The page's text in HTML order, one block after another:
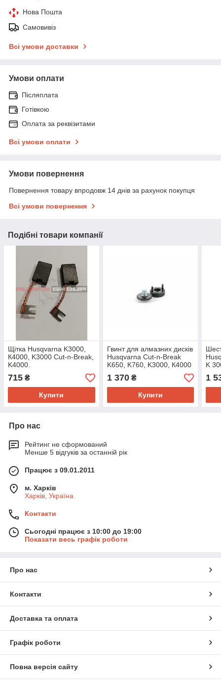
Нова Пошта
Самовивіз
Всі умови доставки
Умови оплати
Післяплата
Готівкою
Оплата за реквізитами
Всі умови оплати
Умови повернення
Повернення товару впродовж 14 днів за рахунок покупця
Всі умови повернення
Подібні товари компанії
Щітка Husqvarna K3000,
К4000, K3000 Cut-n-Break,
K4000.
715 ₴
Купити
Гвинт для алмазних дисків
Husqvarna Cut-n-Break
K650, K760, K3000, К4000
1 370₴
Купити
K
1
Про нас
Рейтинг не сформований
Менше 5 відгуків за останній рік
Працює з 09.01.2011
м. Харків
Харків, Україна
Контакти
Сьогодні працює з 10:00 до 19:00
Показати весь графік роботи
Про нас
Контакти
Доставка та оплата
Графік роботи
Повна версія сайту